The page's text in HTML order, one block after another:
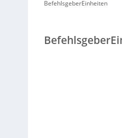
BefehlsgeberEinheiten